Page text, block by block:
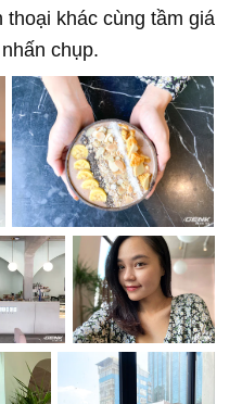
thoại khác cùng tầm giá
chụp.